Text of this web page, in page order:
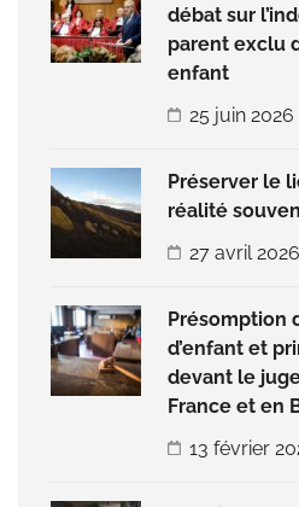
débat sur
parent exclu
enfant
25 juin 2026
Préserver le
réalité
27 avril 2026
Présomption
d’enfant et
devant le
France et en
13 février